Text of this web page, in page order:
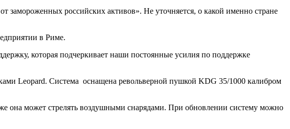
замороженных российских активов». Не уточняется, о какой именно стране
в Риме.
которая подчеркивает наши постоянные усилия по поддержке
Leopard. Система оснащена револьверной пушкой KDG 35/1000 калибром
она может стрелять воздушными снарядами. При обновлении систему можно